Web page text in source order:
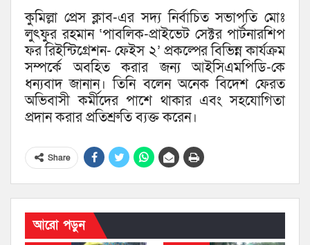
কুমিল্লা প্রেস ক্লাব-এর সদ্য নির্বাচিত সভাপতি মোঃ
লুৎফুর রহমান ‘পাবলিক-প্রাইভেট সেক্টর পার্টনারশিপ
ফর রিইন্টিগ্রেশন- ফেইস ২’ প্রকল্পের বিভিন্ন কার্যক্রম
সম্পর্কে অবহিত করার জন্য আইসিএমপিডি-কে
ধন্যবাদ জানান। তিনি বলেন অনেক বিদেশ ফেরত
অভিবাসী কর্মীদের পাশে থাকার এবং সহযোগিতা
প্রদান করার প্রতিশ্রুতি ব্যক্ত করেন।
Share
আরো পড়ুন